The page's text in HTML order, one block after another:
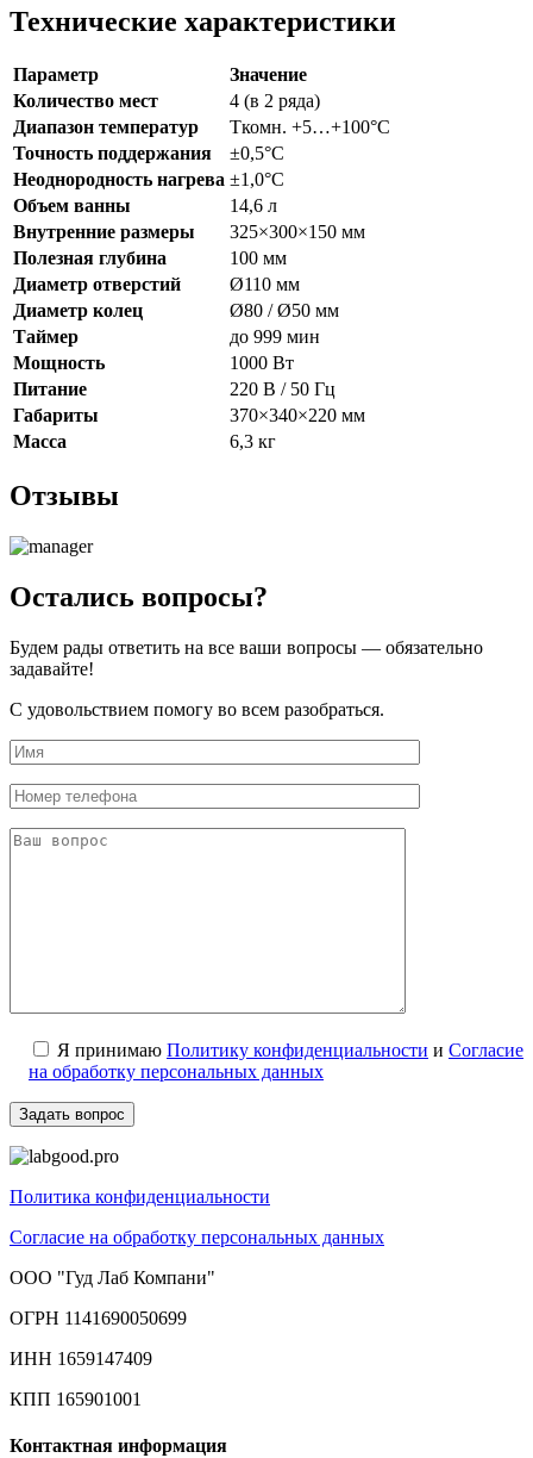
Технические характеристики
Параметр
Значение
Количество мест
4 (в 2 ряда)
Диапазон температур
Tкомн. +5…+100°C
Точность поддержания
±0,5°C
Неоднородность нагрева ±1,0°C
Объем ванны
14,6 л
Внутренние размеры
325×300×150 мм
Полезная глубина
100 мм
Диаметр отверстий
Ø110 мм
Диаметр колец
Ø80 / Ø50 мм
Таймер
до 999 мин
Мощность
1000 Вт
Питание
220 В / 50 Гц
Габариты
370×340×220 мм
Масса
6,3 кг
Отзывы
Остались вопросы?
Будем рады ответить на все ваши вопросы — обязательно
задавайте!
С удовольствием помогу во всем разобраться.
Я принимаю Политику конфиденциальности и Согласие
на обработку персональных данных
Политика конфиденциальности
Согласие на обработку персональных данных
ООО "Гуд Лаб Компани"
ОГРН 1141690050699
ИНН 1659147409
КПП 165901001
Контактная информация